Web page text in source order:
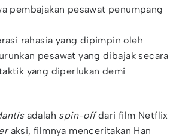
pembajakan pesawat penumpang
rahasia yang dipimpin oleh
pesawat yang dibajak secara
yang diperlukan demi
adalah spin-offdari film Netflix
aksi, filmnya menceritakan Han